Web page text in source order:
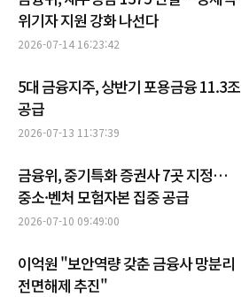
위기자 지원 강화 나선다
2026-07-14 16:23:42
5대 금융지주, 상반기 포용금융 11.3조
공급
2026-07-13 11:37:39
금융위, 중기특화 증권사 7곳 지정…
중소·벤처 모험자본 집중 공급
2026-07-10 09:49:00
이억원 "보안역량 갖춘 금융사 망분리
전면해제 추진"